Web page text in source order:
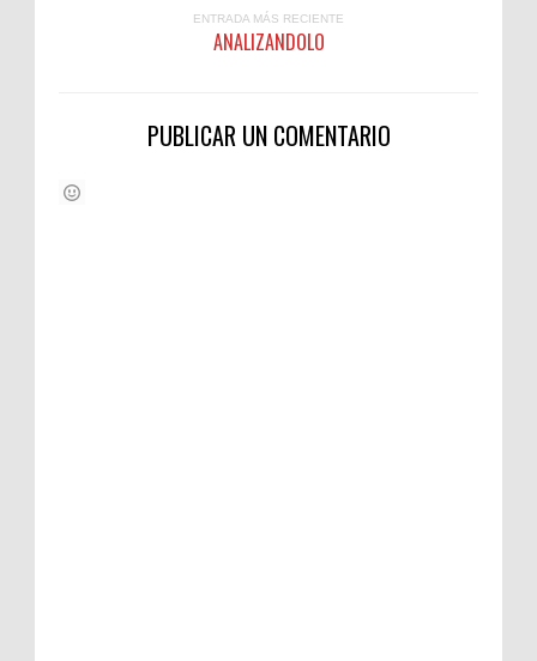
ENTRADA MÁS RECIENTE
ANALIZANDOLO
PUBLICAR UN COMENTARIO